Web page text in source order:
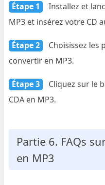
Étape 1
Installez et
MP3 et insérez votre CD
Étape 2
Choisissez les
convertir en MP3.
Étape 3
Cliquez sur le
CDA en MP3.
Partie 6. FAQs
en MP3